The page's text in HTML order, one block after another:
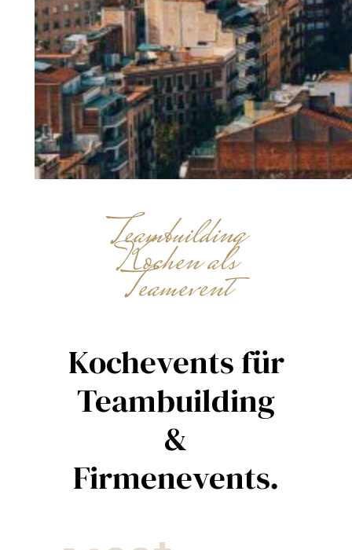
Teambuilding
Kochen als
Teamevent
Kochevents für
Teambuilding
&
Firmenevents.